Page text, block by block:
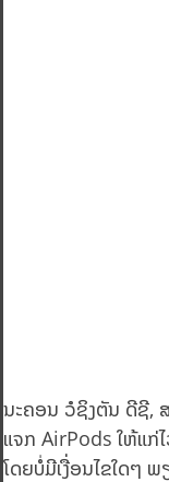
ນະຄອນ ວໍຊິງຕັນ ດີຊີ, ສ
ແຈກ AirPods ໃຫ້ແກ່
ໂດຍບໍ່ມີເງື່ອນໄຂໃດໆ